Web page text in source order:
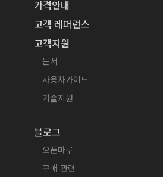
가격안내
고객 레퍼런스
고객지원
문서
사용자가이드
기술지원
블로그
오픈마루
구매 관련